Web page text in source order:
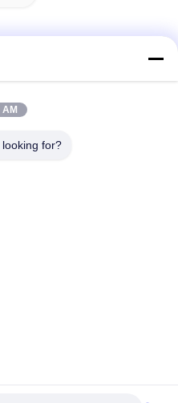
distrito ecológico de
Todos. Todos os direitos
for?